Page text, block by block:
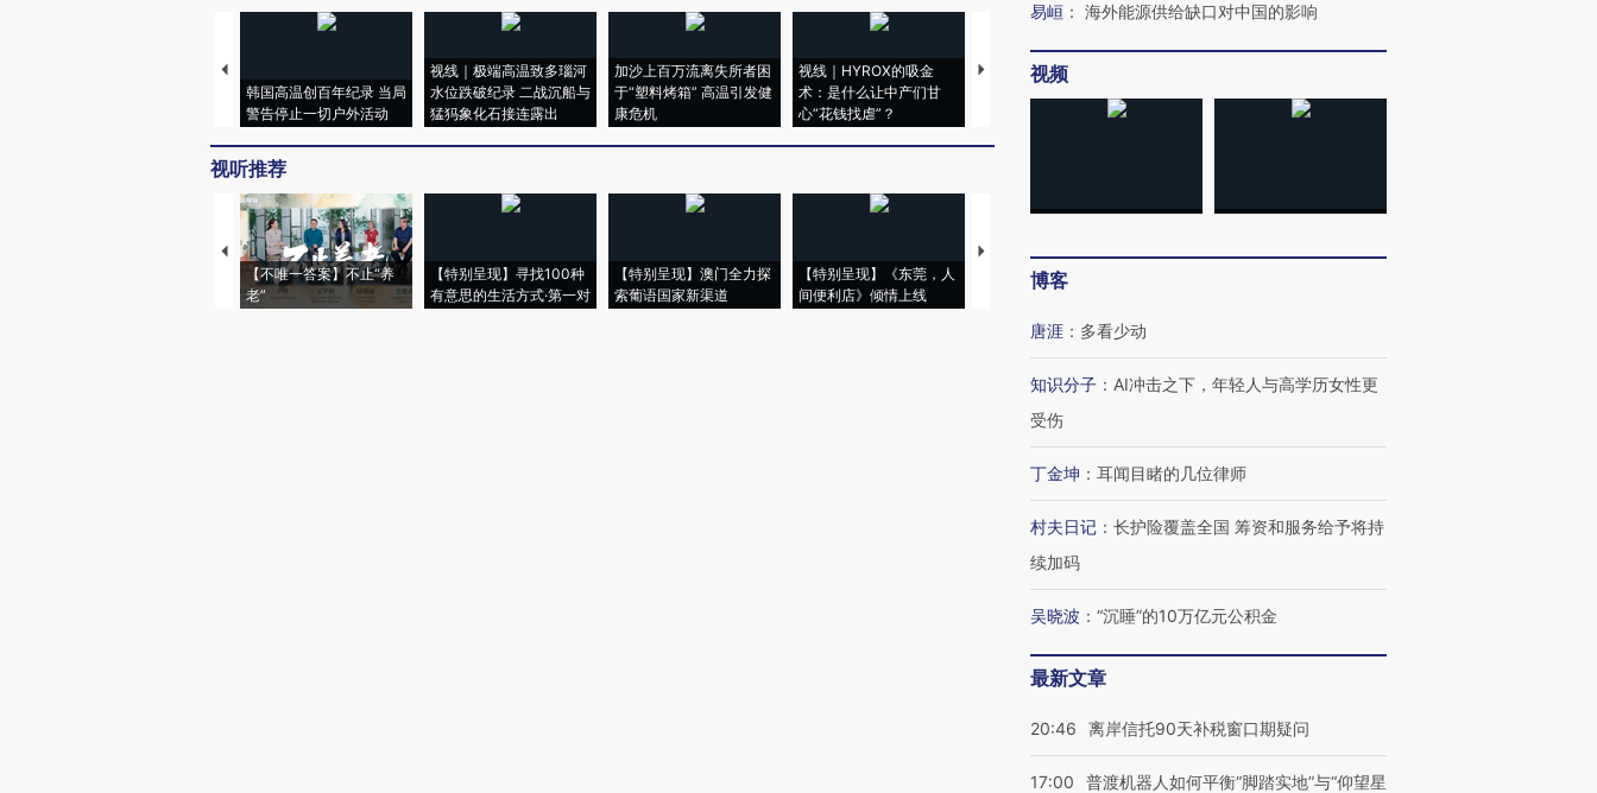
韩国高温创百年纪录 当局
警告停止一切户外活动
视线｜极端高温致多瑙河
水位跌破纪录 二战沉船与
猛犸象化石接连露出
加沙上百万流离失所者困
于“塑料烤箱” 高温引发健
康危机
视线｜HYROX的吸金
术：是什么让中产们甘
心“花钱找虐”？
马航飞行员跨国走私7万
视听推荐
【不唯一答案】不止“养
老”
【特别呈现】寻找100种
有意思的生活方式·第一对
【特别呈现】澳门全力探
索葡语国家新渠道
【特别呈现】《东莞，人
间便利店》倾情上线
【推广】走进第四届链博
会，让数智科技“链”接产
【商旅对话】华住集团
易峘 ： 海外能源供给缺口对中国的影响
视频
博客
唐涯 ： 多看少动
知识分子 ： AI冲击之下，年轻人与高学历女性更
受伤
丁金坤 ： 耳闻目睹的几位律师
村夫日记 ： 长护险覆盖全国 筹资和服务给予将持
续加码
吴晓波 ： “沉睡”的10万亿元公积金
最新文章
20:46 离岸信托90天补税窗口期疑问
17:00
普渡机器人如何平衡“脚踏实地”与“仰望星